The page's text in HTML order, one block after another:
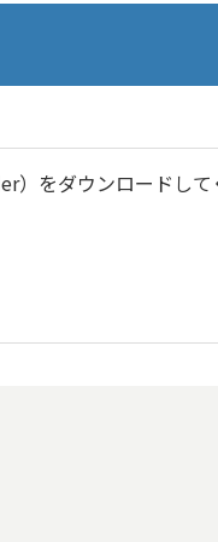
）をダウンロードして